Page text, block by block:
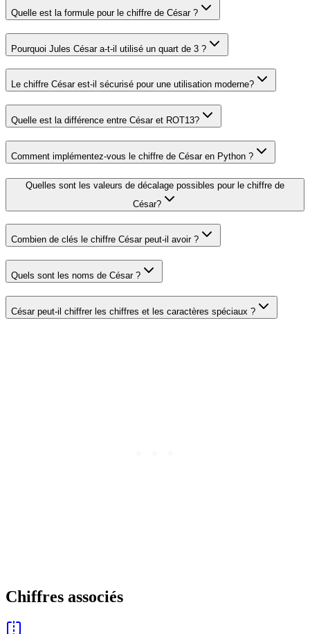
Quelle est la formule pour le chiffre de César ?
Pourquoi Jules César a-t-il utilisé un quart de 3 ?
Le chiffre César est-il sécurisé pour une utilisation moderne?
Quelle est la différence entre César et ROT13?
Comment implémentez-vous le chiffre de César en Python ?
Quelles sont les valeurs de décalage possibles pour le chiffre de
César?
Combien de clés le chiffre César peut-il avoir ?
Quels sont les noms de César ?
César peut-il chiffrer les chiffres et les caractères spéciaux ?
Chiffres associés